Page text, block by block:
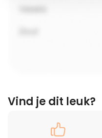
Vind je dit leuk?